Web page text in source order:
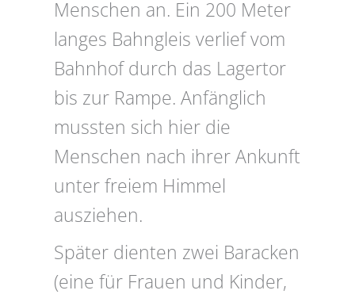
Menschen an. Ein 200 Meter
langes Bahngleis verlief vom
Bahnhof durch das Lagertor
bis zur Rampe. Anfänglich
mussten sich hier die
Menschen nach ihrer Ankunft
unter freiem Himmel
ausziehen.
Später dienten zwei Baracken
(eine für Frauen und Kinder,